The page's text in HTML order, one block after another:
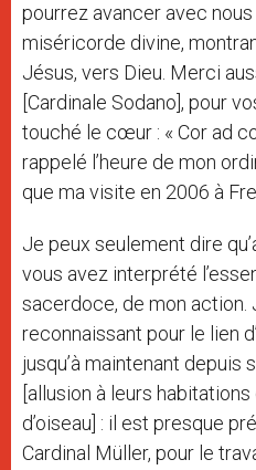
pourrez avancer avec
miséricorde divine,
Jésus, vers Dieu. Merci
[Cardinale Sodano], pour
touché le cœur : « Cor ad
rappelé l’heure de mon
que ma visite en 2006 à
Je peux seulement dire
vous avez interprété
sacerdoce, de mon action.
reconnaissant pour le lien
jusqu’à maintenant
[allusion à leurs
d’oiseau] : il est presque
Cardinal Müller, pour le